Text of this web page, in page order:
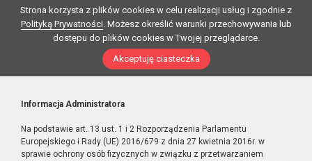
Strona korzysta z plików cookies w celu realizacji usług i zgodnie z
Polityką Prywatności. Możesz określić warunki przechowywania lub
dostępu do plików cookies w Twojej przeglądarce.
Akceptuję ciasteczka
Informacja Administratora
Na podstawie art. 13 ust. 1 i 2 Rozporządzenia Parlamentu
Europejskiego i Rady (UE) 2016/679 z dnia 27 kwietnia 2016r. w
sprawie ochrony osób fizycznych w związku z przetwarzaniem